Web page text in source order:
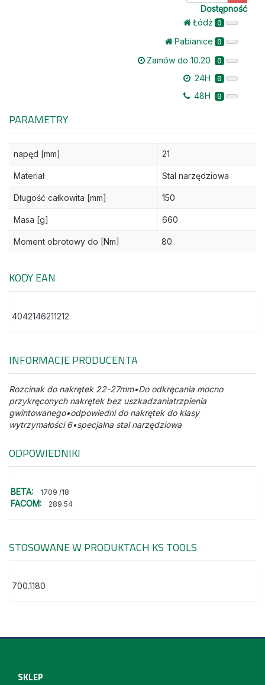
Dostępność
Łódż 0
Pabianice 0
Zamów do 10.20 0
24H 0
48H 0
PARAMETRY
napęd [mm] 21
Materiał Stal narzędziowa
Długość całkowita [mm] 150
Masa [g] 660
Moment obrotowy do [Nm] 80
KODY EAN
4042146211212
INFORMACJE PRODUCENTA
Rozcinak do nakrętek 22-27mm•Do odkręcania mocno
przykręconych nakrętek bez uszkadzaniatrzpienia
gwintowanego•odpowiedni do nakrętek do klasy
wytrzymałości 6•specjalna stal narzędziowa
ODPOWIEDNIKI
BETA: 1709 /18
FACOM: 289.54
STOSOWANE W PRODUKTACH KS TOOLS
700.1180
SKLEP